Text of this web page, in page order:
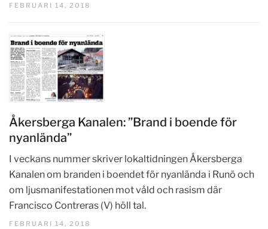
FEBRUARI 14, 2018
Åkersberga Kanalen: ”Brand i boende för
nyanlända”
I veckans nummer skriver lokaltidningen Åkersberga
Kanalen om branden i boendet för nyanlända i Runö och
om ljusmanifestationen mot våld och rasism där
Francisco Contreras (V) höll tal.
FEBRUARI 14, 2018